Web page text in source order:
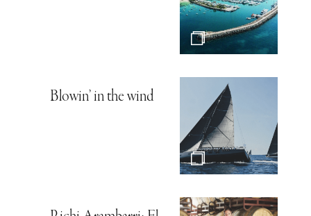
Blowin’ in the wind